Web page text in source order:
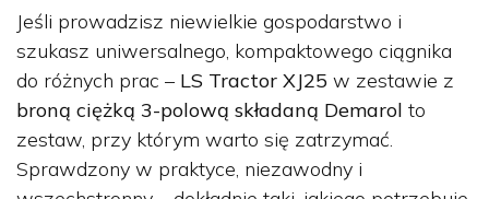
Jeśli prowadzisz niewielkie gospodarstwo i
szukasz uniwersalnego, kompaktowego ciągnika
do różnych prac – LS Tractor XJ25 w zestawie z
broną ciężką 3-polową składaną Demarol to
zestaw, przy którym warto się zatrzymać.
Sprawdzony w praktyce, niezawodny i